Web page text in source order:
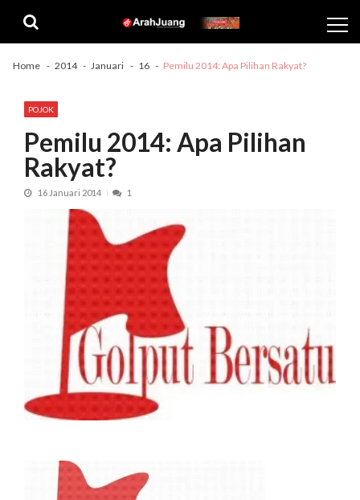
navigation
content
Home 2014 Januari 16 Pemilu 2014: Apa Pilihan Rakyat?
POJOK
Pemilu 2014: Apa Pilihan
Rakyat?
16 Januari 2014 1